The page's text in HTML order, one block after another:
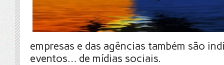
empresas e das agências também são
eventos… de mídias sociais.